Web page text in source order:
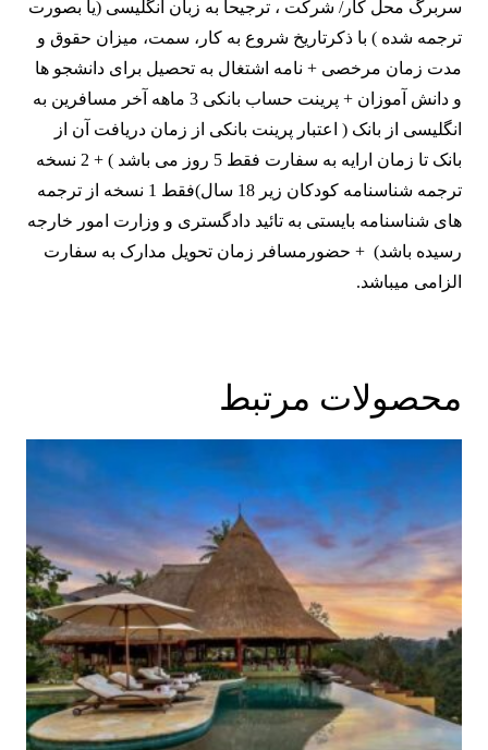
سربرگ محل كار/ شركت ، ترجیحا به زبان انگلیسی (یا بصورت
ترجمه شده ) با ذکرتاریخ شروع به کار، سمت، میزان حقوق و
مدت زمان مرخصی + نامه اشتغال به تحصیل برای دانشجو ها
و دانش آموزان + پرینت حساب بانکی 3 ماهه آخر مسافرین به
انگلیسی از بانک ( اعتبار پرینت بانکی از زمان دریافت آن از
بانک تا زمان ارایه به سفارت فقط 5 روز می باشد ) + 2 نسخه
ترجمه شناسنامه کودکان زیر 18 سال)فقط 1 نسخه از ترجمه
های شناسنامه بایستی به تائید دادگستری و وزارت امور خارجه
رسیده باشد) + حضورمسافر زمان تحویل مدارک به سفارت
الزامی میباشد.
محصولات مرتبط